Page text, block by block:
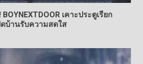
เคาะประตูเรียก
ดบ้านรับความสดใส